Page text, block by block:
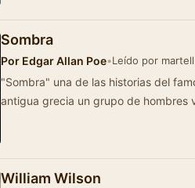
Sombra
Por Edgar Allan Poe•Leído por martell
"Sombra" una de las historias del
antigua grecia un grupo de hombres
William Wilson